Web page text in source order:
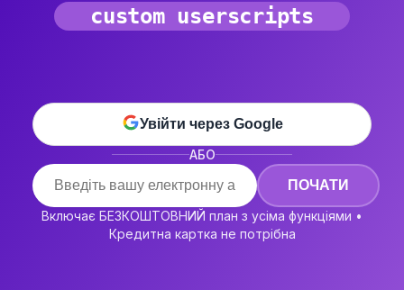
ad blockers
Увійти через Google
АБО
ПОЧАТИ
Включає БЕЗКОШТОВНИЙ план з усіма функціями •
Кредитна картка не потрібна